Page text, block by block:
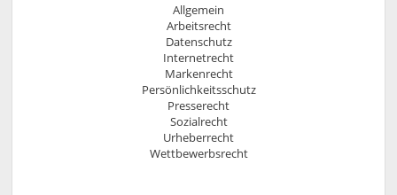
Allgemein
Arbeitsrecht
Datenschutz
Internetrecht
Markenrecht
Persönlichkeitsschutz
Presserecht
Sozialrecht
Urheberrecht
Wettbewerbsrecht